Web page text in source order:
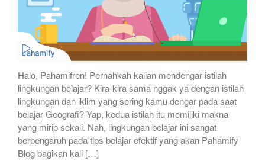
Halo, Pahamifren! Pernahkah kalian mendengar istilah
lingkungan belajar? Kira-kira sama nggak ya dengan istilah
lingkungan dan iklim yang sering kamu dengar pada saat
belajar Geografi? Yap, kedua istilah itu memiliki makna
yang mirip sekali. Nah, lingkungan belajar ini sangat
berpengaruh pada tips belajar efektif yang akan Pahamify
Blog bagikan kali […]